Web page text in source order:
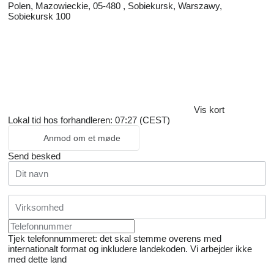
Polen, Mazowieckie, 05-480 , Sobiekursk, Warszawy,
Sobiekursk 100
Vis kort
Lokal tid hos forhandleren: 07:27 (CEST)
Anmod om et møde
Send besked
Tjek telefonnummeret: det skal stemme overens med
internationalt format og inkludere landekoden. Vi arbejder ikke
med dette land